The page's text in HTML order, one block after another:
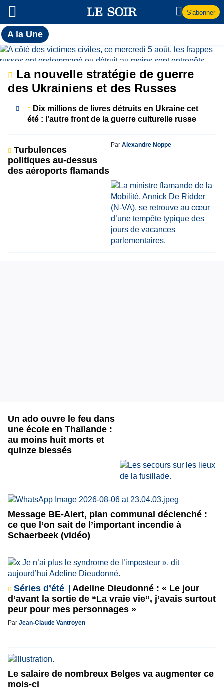
S'abonner
A la UneToutes
l'actualité
du Soir
A
la
Une
La nouvelle stratégie de guerre
des Ukrainiens et des Russes
Dix millions de livres détruits en Ukraine cet
été : l’autre front de la guerre culturelle russe
Turbulences
politiques au-dessus
des aéroports flamands
Par Alexandre Noppe
Un ado ouvre le feu dans
une école en Thaïlande :
au moins huit morts et
quinze blessés
Message BE-Alert, plan communal déclenché :
ce que l’on sait de l’important incendie à
Schaerbeek (vidéo)
Séries d’été
Adeline Dieudonné : « Le jour
d’avant la sortie de “La vraie vie”, j’avais surtout
peur pour mes personnages »
Par Jean-Claude Vantroyen
Le salaire de nombreux Belges va augmenter ce
mois-ci